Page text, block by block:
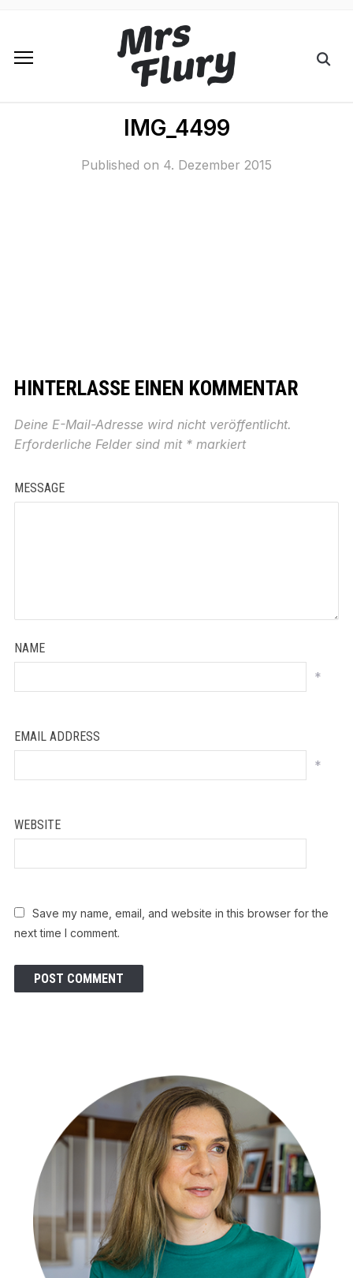
IMG_4499
Published on 4. Dezember 2015
HINTERLASSE EINEN KOMMENTAR
Deine E-Mail-Adresse wird nicht veröffentlicht.
Erforderliche Felder sind mit *markiert
MESSAGE
NAME
*
EMAIL ADDRESS
*
WEBSITE
Save my name, email, and website in this browser for the
next time I comment.